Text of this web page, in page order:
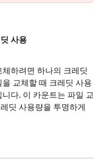
사용
하려면 하나의 크레딧
교체할 때 크레딧 사용
다. 이 카운트는 파일 교
딧 사용량을 투명하게